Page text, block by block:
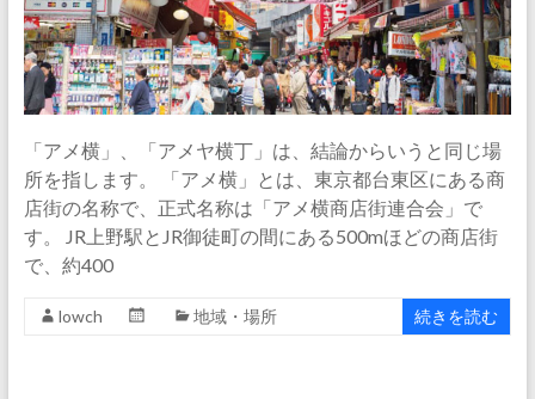
「アメ横」、「アメヤ横丁」は、結論からいうと同じ場
所を指します。 「アメ横」とは、東京都台東区にある商
店街の名称で、正式名称は「アメ横商店街連合会」で
す。 JR上野駅とJR御徒町の間にある500mほどの商店街
で、約400
lowch 地域・場所 続きを読む